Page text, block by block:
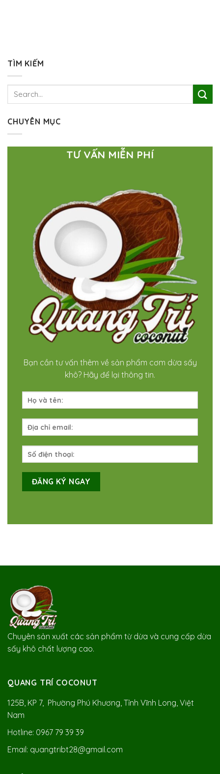
TÌM KIẾM
CHUYÊN MỤC
TƯ VẤN MIỄN PHÍ
Bạn cần tư vấn thêm về sản phẩm cơm dừa sấy
khô? Hãy để lại thông tin.
Chuyên sản xuất các sản phẩm từ dừa và cung cấp dừa
sấy khô chất lượng cao.
QUANG TRÍ COCONUT
125B, KP 7, Phường Phú Khương, Tỉnh Vĩnh Long, Việt
Nam
Hotline: 0967 79 39 39
Email: quangtribt28@gmail.com